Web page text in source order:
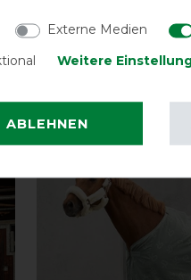
49,85 € *
Externe Medien
Weitere
ABLEHNEN